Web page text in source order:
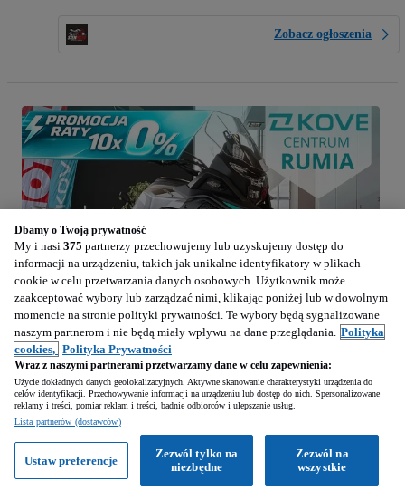
Zobacz ogłoszenia
KOVE 510X
498 cm3 • 47 KM • DOSTĘPNY 2026 ! | Kredyt - RATY 10x 0% !!! | Leasing od 102%
25 900
Dbamy o Twoją prywatność
My i nasi 375 partnerzy przechowujemy lub uzyskujemy dostęp do
informacji na urządzeniu, takich jak unikalne identyfikatory w plikach
cookie w celu przetwarzania danych osobowych. Użytkownik może
zaakceptować wybory lub zarządzać nimi, klikając poniżej lub w dowolnym
momencie na stronie polityki prywatności. Te wybory będą sygnalizowane
naszym partnerom i nie będą miały wpływu na dane przeglądania. Polityka
cookies, Polityka Prywatności
Wraz z naszymi partnerami przetwarzamy dane w celu zapewnienia:
Użycie dokładnych danych geolokalizacyjnych. Aktywne skanowanie charakterystyki urządzenia do
celów identyfikacji. Przechowywanie informacji na urządzeniu lub dostęp do nich. Spersonalizowane
reklamy i treści, pomiar reklam i treści, badnie odbiorców i ulepszanie usług.
Lista partnerów (dostawców)
Zezwól na
wszystkie
Zezwól tylko na
niezbędne
Ustaw preferencje